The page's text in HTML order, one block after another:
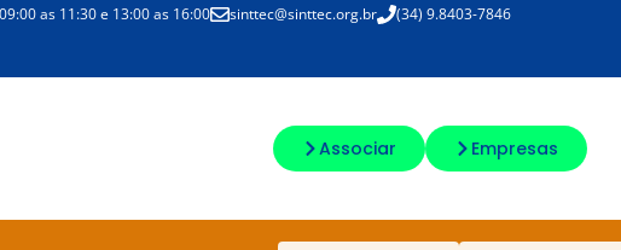
as 11:30 e 13:00 as 16:00 sinttec@sinttec.org.br (34) 9.8403-7846
Associar Empresas